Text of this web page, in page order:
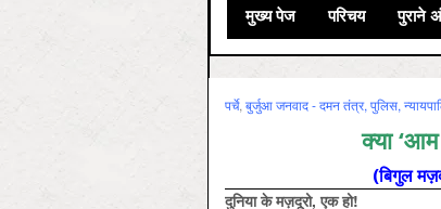
मुख्‍य पेज परिचय पुराने
पर्चे, बुर्जुआ जनवाद - दमन तंत्र, पुलिस,
क्या
(बिगुल
दुनिया